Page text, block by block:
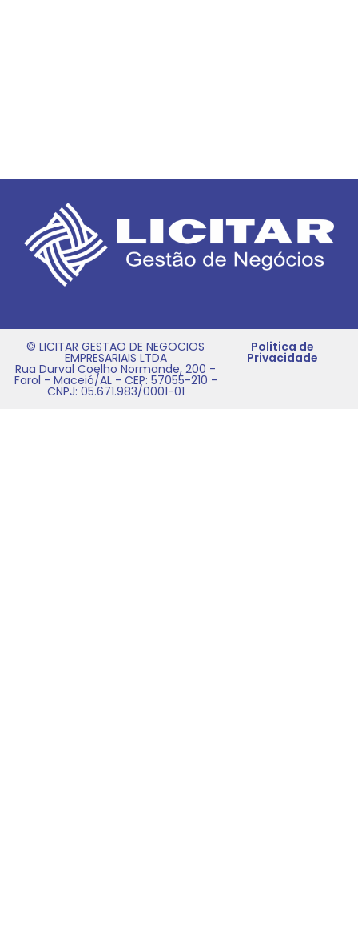
© LICITAR GESTAO DE NEGOCIOS
EMPRESARIAIS LTDA
Rua Durval Coelho Normande, 200 -
Farol - Maceió/AL - CEP: 57055-210 -
CNPJ: 05.671.983/0001-01
Politica de
Privacidade